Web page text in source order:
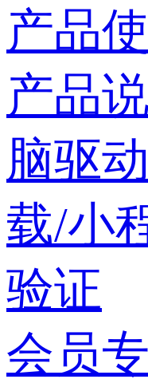
产品
产品
脑驱动
载/小
验证
会员